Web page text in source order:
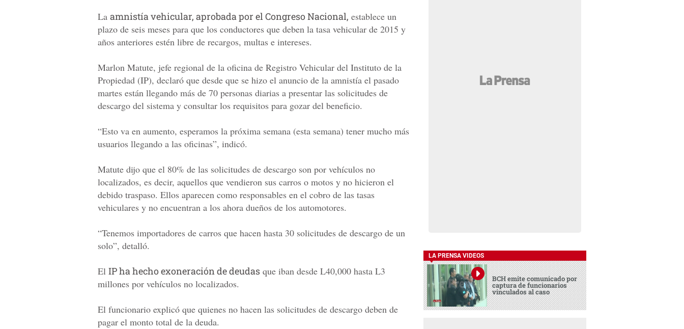
La amnistía vehicular, aprobada por el Congreso Nacional, establece un
plazo de seis meses para que los conductores que deben la tasa vehicular de 2015 y
años anteriores estén libre de recargos, multas e intereses.
Marlon Matute, jefe regional de la oficina de Registro Vehicular del Instituto de la
Propiedad (IP), declaró que desde que se hizo el anuncio de la amnistía el pasado
martes están llegando más de 70 personas diarias a presentar las solicitudes de
descargo del sistema y consultar los requisitos para gozar del beneficio.
“Esto va en aumento, esperamos la próxima semana (esta semana) tener mucho más
usuarios llegando a las oficinas”, indicó.
Matute dijo que el 80% de las solicitudes de descargo son por vehículos no
localizados, es decir, aquellos que vendieron sus carros o motos y no hicieron el
debido traspaso. Ellos aparecen como responsables en el cobro de las tasas
vehiculares y no encuentran a los ahora dueños de los automotores.
“Tenemos importadores de carros que hacen hasta 30 solicitudes de descargo de un
solo”, detalló.
El IP ha hecho exoneración de deudas que iban desde L40,000 hasta L3
millones por vehículos no localizados.
El funcionario explicó que quienes no hacen las solicitudes de descargo deben de
pagar el monto total de la deuda.
LA PRENSA VIDEOS
BCH emite comunicado por
captura de funcionarios
vinculados al caso